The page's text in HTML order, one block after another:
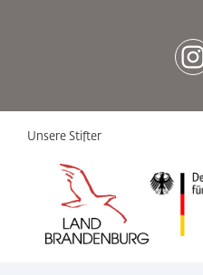
[socialLinksTitle]
Unsere Stifter